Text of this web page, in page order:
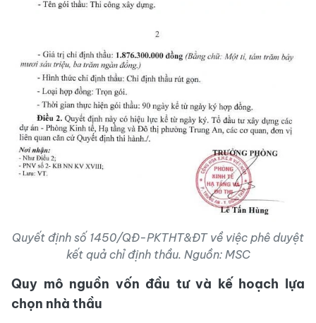
Quyết định số 1450/QĐ-PKTHT&ĐT về việc phê duyệt
kết quả chỉ định thầu. Nguồn: MSC
Quy mô nguồn vốn đầu tư và kế hoạch lựa
chọn nhà thầu